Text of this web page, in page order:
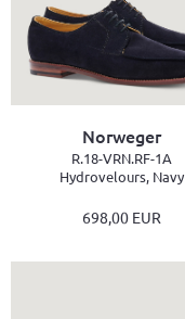
Norweger
R.18-VRN.RF-1A
Hydrovelours, Navy
698,00 EUR